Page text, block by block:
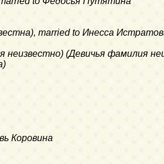
married to Инесса
(Девичья фамилия
Коровина